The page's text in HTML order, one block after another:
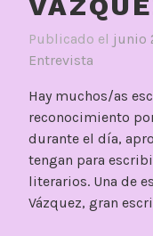
Publicado el junio
Entrevista
Hay muchos/as
reconocimiento
durante el día,
tengan para
literarios. Una de
Vázquez, gran